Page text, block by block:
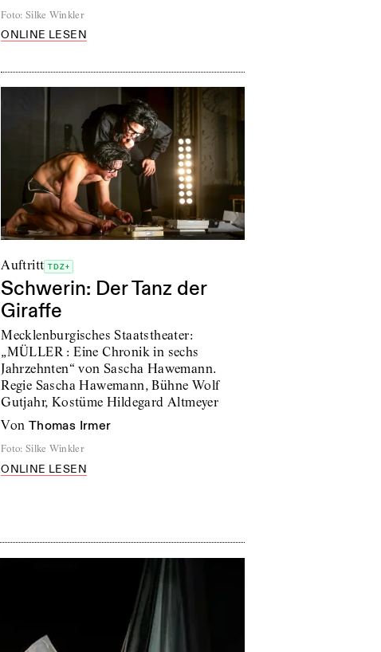
Foto: Silke Winkler
ONLINE LESEN
Auftritt TDZ+
Schwerin: Der Tanz der
Giraffe
Mecklenburgisches Staatstheater:
„MÜLLER : Eine Chronik in sechs
Jahrzehnten“ von Sascha Hawemann.
Regie Sascha Hawemann, Bühne Wolf
Gutjahr, Kostüme Hildegard Altmeyer
von Thomas Irmer
Foto: Silke Winkler
ONLINE LESEN